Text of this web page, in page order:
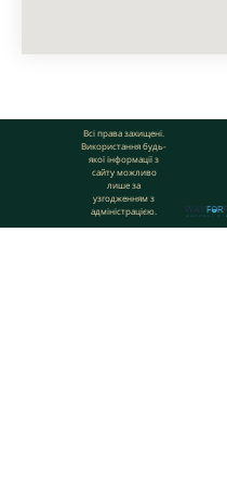
Всі права захищені.
Використання будь-
якої інформації з
сайту можливо
лише за
узгодженням з
адміністрацією.